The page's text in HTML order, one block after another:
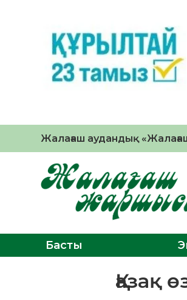
Жалағаш аудандық
Басты
Қазақ